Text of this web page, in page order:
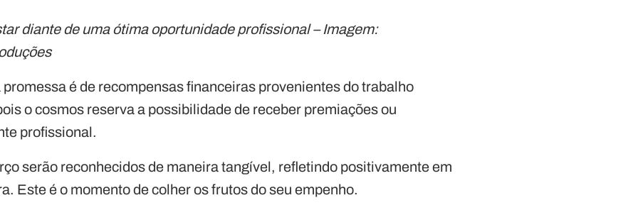
diante de uma ótima oportunidade profissional – Imagem:
é de recompensas financeiras provenientes do trabalho
o cosmos reserva a possibilidade de receber premiações ou
profissional.
serão reconhecidos de maneira tangível, refletindo positivamente em
Este é o momento de colher os frutos do seu empenho.